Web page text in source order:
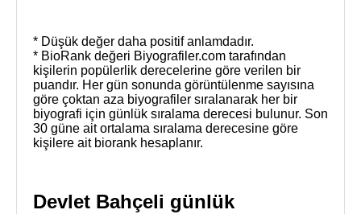
* Düşük değer daha positif anlamdadır.
* BioRank değeri Biyografiler.com tarafından
kişilerin popülerlik derecelerine göre verilen bir
puandır. Her gün sonunda görüntülenme sayısına
göre çoktan aza biyografiler sıralanarak her bir
biyografi için günlük sıralama derecesi bulunur. Son
30 güne ait ortalama sıralama derecesine göre
kişilere ait biorank hesaplanır.
Devlet Bahçeli günlük